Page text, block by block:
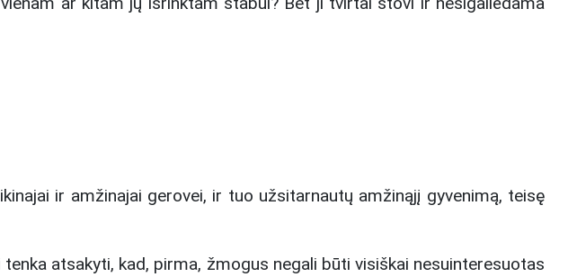
ir amžinajai gerovei, ir tuo užsitarnautų amžinąjį gyvenimą, teisę
atsakyti, kad, pirma, žmogus negali būti visiškai nesuinteresuotas